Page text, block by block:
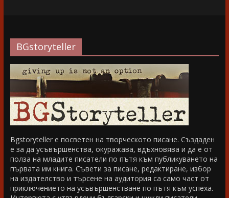
BGstoryteller
Bgstoryteller е посветен на творческото писане. Създаден
е за да усъвършенства, окуражава, вдъхновява и да е от
полза на младите писатели по пътя към публикуването на
първата им книга. Съвети за писане, редактиране, избор
на издателство и търсене на аудитория са само част от
приключението на усъвършенстване по пътя към успеха.